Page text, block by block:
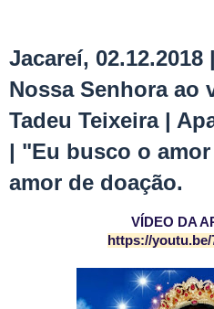
Jacareí, 02.12.2018
Nossa Senhora ao
Tadeu Teixeira |
| "Eu busco o
amor de doação.
VÍDEO DA
https://